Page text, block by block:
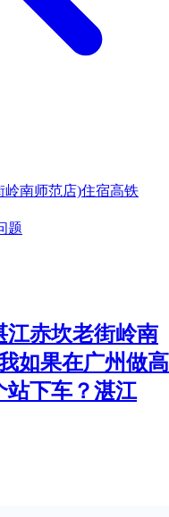
岭南师范店)住宿高铁
题
江赤坎老街岭南
如果在广州做高
站下车？湛江